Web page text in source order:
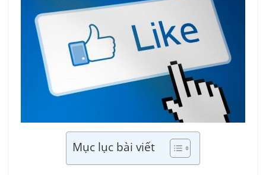
Mục lục bài viết